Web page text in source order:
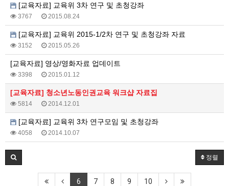
[교육자료] 교육위 3차 연구 및 초청강좌
3767 2015.08.24
[교육자료] 교육위 2015-1/2차 연구 및 초청강좌 자료
3152 2015.05.26
[교육자료] 영상/영화자료 업데이트
3398 2015.01.12
[교육자료] 청소년노동인권교육 워크샵 자료집
5814 2014.12.01
[교육자료] 교육위 3차 연구모임 및 초청강좌
4058 2014.10.07
정렬
6 7 8 9 10